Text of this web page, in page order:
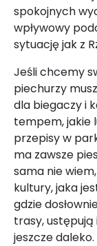
spokojnych
wpływowy
sytuację jak z
Jeśli chcemy
piechurzy
dla biegaczy i
tempem, jakie
przepisy w
ma zawsze
sama nie
kultury, jaka
gdzie
trasy,
jeszcze daleko.